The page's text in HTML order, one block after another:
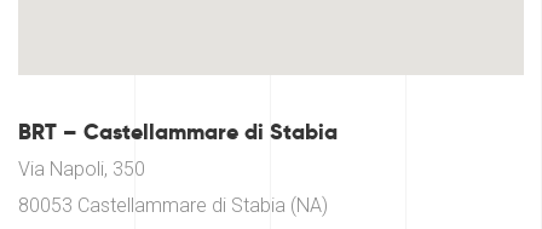
BRT – Castellammare di Stabia
Via Napoli, 350
80053 Castellammare di Stabia (NA)